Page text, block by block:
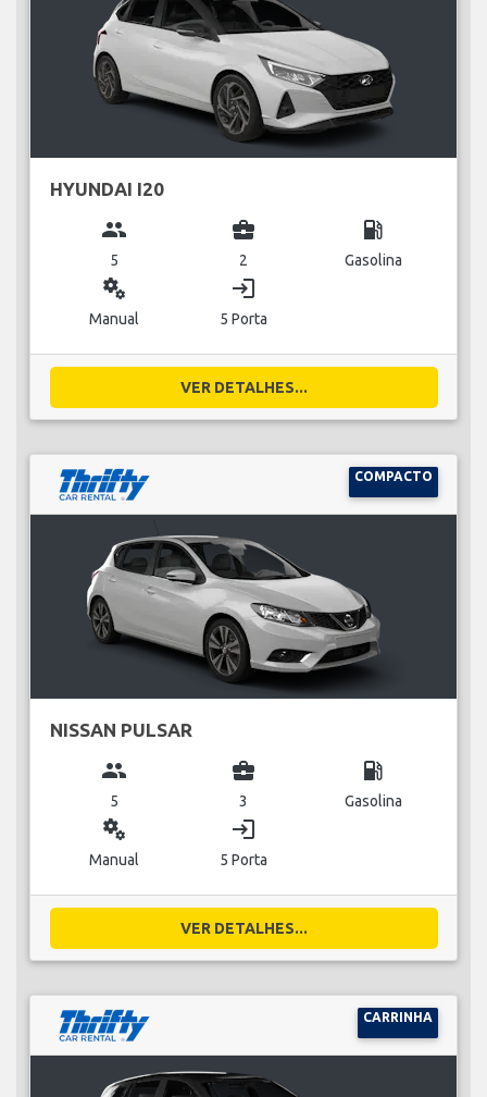
HYUNDAI I20
group
5
business_center
2
local_gas_station
Gasolina
miscellaneous_services
Manual
login
5 Porta
VER DETALHES...
COMPACTO
NISSAN PULSAR
group
5
business_center
3
local_gas_station
Gasolina
miscellaneous_services
Manual
login
5 Porta
VER DETALHES...
CARRINHA